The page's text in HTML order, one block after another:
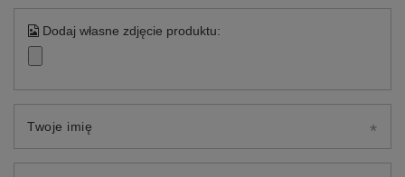
Dodaj własne zdjęcie produktu:
Twoje imię